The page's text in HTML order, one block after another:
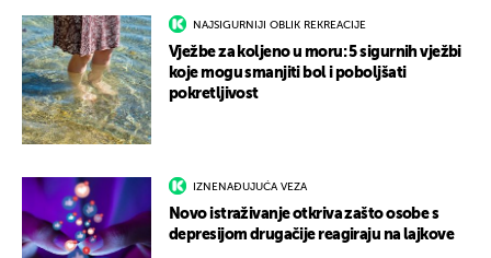
NAJSIGURNIJI OBLIK REKREACIJE
Vježbe za koljeno u moru: 5 sigurnih vježbi
koje mogu smanjiti bol i poboljšati
pokretljivost
IZNENAĐUJUĆA VEZA
Novo istraživanje otkriva zašto osobe s
depresijom drugačije reagiraju na lajkove